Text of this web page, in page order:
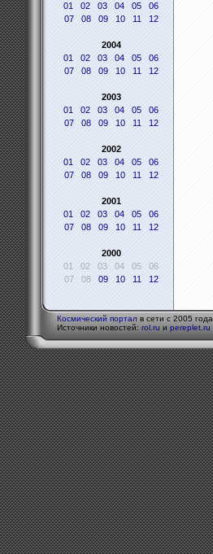
01
02 03 04 05
06
07
08 09 10 11 12
2004
01
02 03 04 05
06
07
08 09 10 11 12
2003
01
02 03 04 05
06
07
08 09 10 11 12
2002
01
02 03 04 05
06
07
08 09 10 11 12
2001
01
02 03 04 05
06
07
08 09 10 11 12
2000
01
02 03 04 05
06
07
08 09 10 11 12
Космический портал в сети с 2005 года
Источники новостей: rol.ru и pereplet.ru